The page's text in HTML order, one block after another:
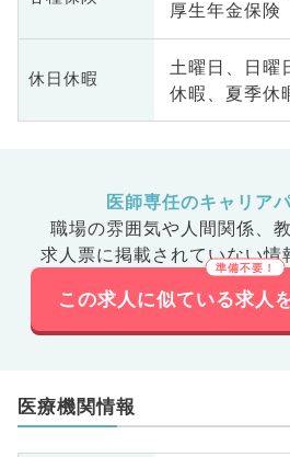
厚生年金保険
休日休暇
土曜日、日曜
休暇、夏季休
医師専任のキャリア
職場の雰囲気や人間関係、
求人票に掲載されていない情
この求人に似ている求人
医療機関情報